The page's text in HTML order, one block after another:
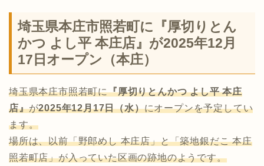
埼玉県本庄市照若町に『厚切りとん
かつ よし平 本庄店』が2025年12月
17日オープン（本庄）
埼玉県本庄市照若町に『厚切りとんかつ よし平 本庄
店』が2025年12月17日（水）にオープンを予定してい
ます。
場所は、以前「野郎めし 本庄店」と「築地銀だこ 本庄
照若町店」が入っていた区画の跡地のようです。